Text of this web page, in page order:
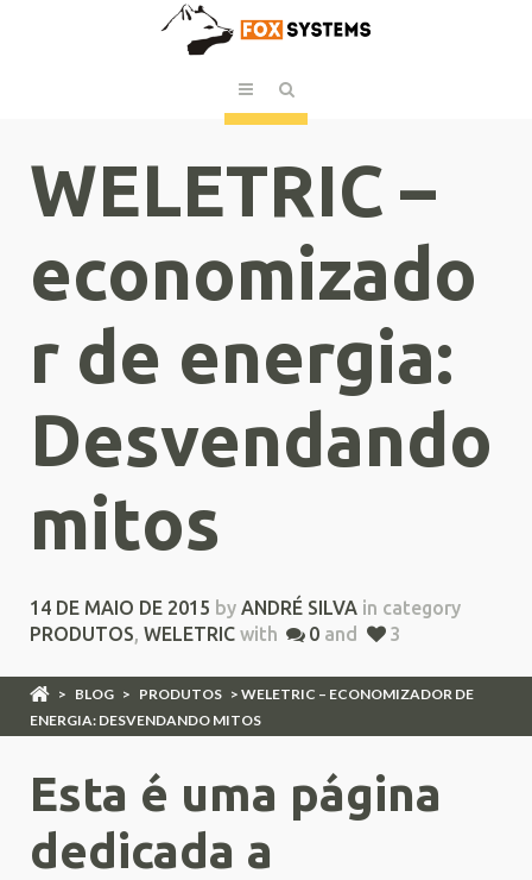
WELETRIC –
economizado
r de energia:
Desvendando
mitos
14 DE MAIO DE 2015 by ANDRÉ SILVA in category
PRODUTOS, WELETRIC with 0 and 3
> BLOG > PRODUTOS > WELETRIC – ECONOMIZADOR DE
ENERGIA: DESVENDANDO MITOS
Esta é uma página
dedicada a